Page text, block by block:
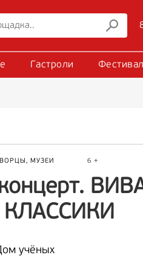
Гастроли
МУЗЕИ 6 +
концерт.
учёных